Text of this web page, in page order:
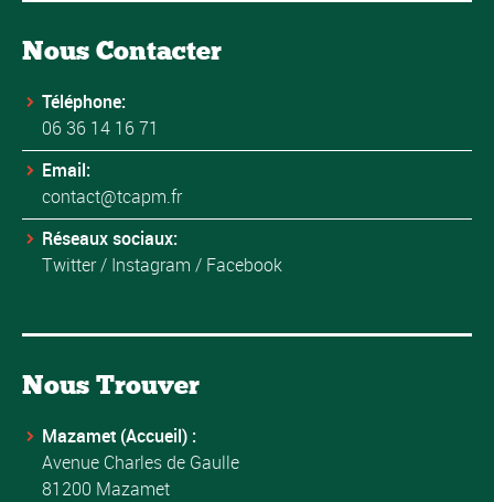
Nous Contacter
Téléphone:
06 36 14 16 71
Email:
contact@tcapm.fr
Réseaux sociaux:
Twitter/ Instagram / Facebook
Nous Trouver
Mazamet (Accueil) :
Avenue Charles de Gaulle
81200 Mazamet